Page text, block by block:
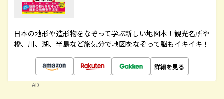
日本の地形や造形物をなぞって学ぶ新しい地図本！観光名所や
橋、川、湖、半島など旅気分で地図をなぞって脳もイキイキ！
詳細を見る
AD